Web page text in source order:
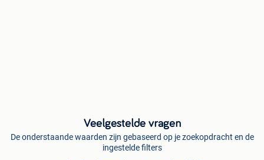
Veelgestelde vragen
De onderstaande waarden zijn gebaseerd op je zoekopdracht en de
ingestelde filters